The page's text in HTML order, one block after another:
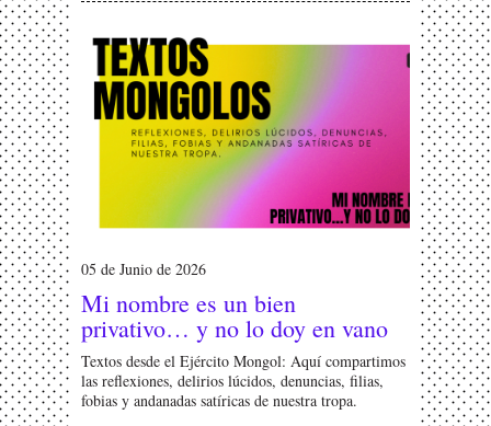
05 de Junio de 2026
Mi nombre es un bien
privativo… y no lo doy en vano
Textos desde el Ejército Mongol: Aquí compartimos
las reflexiones, delirios lúcidos, denuncias, filias,
fobias y andanadas satíricas de nuestra tropa.